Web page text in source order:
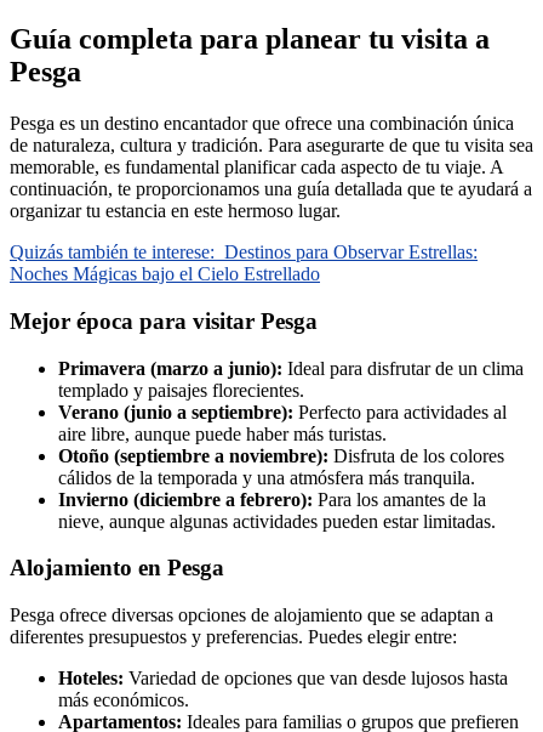
Guía completa para planear tu visita a
Pesga
Pesga es un destino encantador que ofrece una combinación única
de naturaleza, cultura y tradición. Para asegurarte de que tu visita sea
memorable, es fundamental planificar cada aspecto de tu viaje. A
continuación, te proporcionamos una guía detallada que te ayudará a
organizar tu estancia en este hermoso lugar.
Quizás también te interese: Destinos para Observar Estrellas:
Noches Mágicas bajo el Cielo Estrellado
Mejor época para visitar Pesga
Primavera (marzo a junio): Ideal para disfrutar de un clima
templado y paisajes florecientes.
Verano (junio a septiembre): Perfecto para actividades al
aire libre, aunque puede haber más turistas.
Otoño (septiembre a noviembre): Disfruta de los colores
cálidos de la temporada y una atmósfera más tranquila.
Invierno (diciembre a febrero): Para los amantes de la
nieve, aunque algunas actividades pueden estar limitadas.
Alojamiento en Pesga
Pesga ofrece diversas opciones de alojamiento que se adaptan a
diferentes presupuestos y preferencias. Puedes elegir entre:
Hoteles: Variedad de opciones que van desde lujosos hasta
más económicos.
Apartamentos: Ideales para familias o grupos que prefieren